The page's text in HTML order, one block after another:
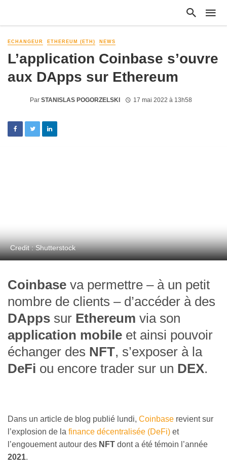
ECHANGEUR ETHEREUM (ETH) NEWS
L’application Coinbase s’ouvre
aux DApps sur Ethereum
Par STANISLAS POGORZELSKI 17 mai 2022 à 13h58
Credit : Shutterstock
Coinbase va permettre – à un petit
nombre de clients – d’accéder à des
DApps sur Ethereum via son
application mobile et ainsi pouvoir
échanger des NFT, s’exposer à la
DeFi ou encore trader sur un DEX.
Dans un article de blog publié lundi, Coinbase revient sur
l’explosion de la finance décentralisée (DeFi) et
l’engouement autour des NFT dont a été témoin l’année
2021.